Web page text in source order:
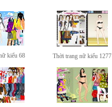
kiểu 68 Thời trang nữ kiểu 1277